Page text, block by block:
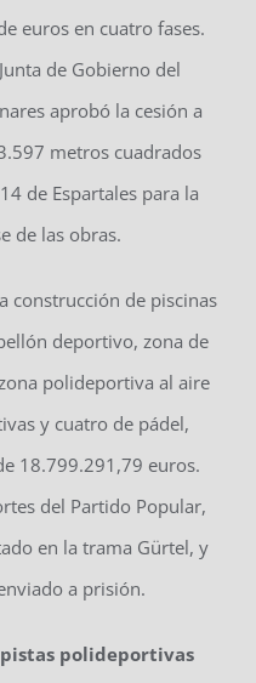
euros en cuatro fases.
de Gobierno del
aprobó la cesión a
metros cuadrados
de Espartales para la
de las obras.
construcción de piscinas
deportivo, zona de
polideportiva al aire
y cuatro de pádel,
18.799.291,79 euros.
del Partido Popular,
en la trama Gürtel, y
a prisión.
polideportivas